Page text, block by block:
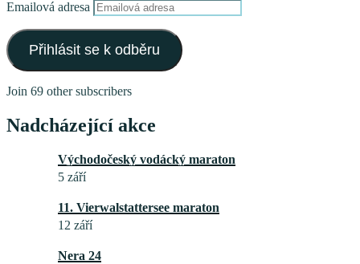
Emailová adresa
Přihlásit se k odběru
Join 69 other subscribers
Nadcházející akce
Východočeský vodácký maraton
5 září
11. Vierwalstattersee maraton
12 září
Nera 24